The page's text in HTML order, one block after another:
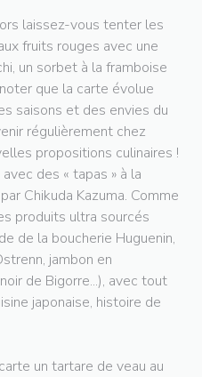
laissez-vous tenter les
fruits rouges avec une
un sorbet à la framboise
que la carte évolue
saisons et des envies du
régulièrement chez
propositions culinaires !
des « tapas » à la
Chikuda Kazuma. Comme
produits ultra sourcés
de la boucherie Huguenin,
jambon en
de Bigorre...), avec tout
japonaise, histoire de
un tartare de veau au